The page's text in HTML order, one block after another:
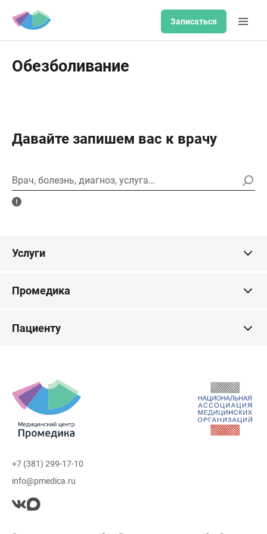
Записаться
Обезболивание
Давайте запишем вас к врачу
Врач, болезнь, диагноз, услуга…
Услуги
Промедика
Пациенту
+7 (381) 299-17-10
info@pmedica.ru